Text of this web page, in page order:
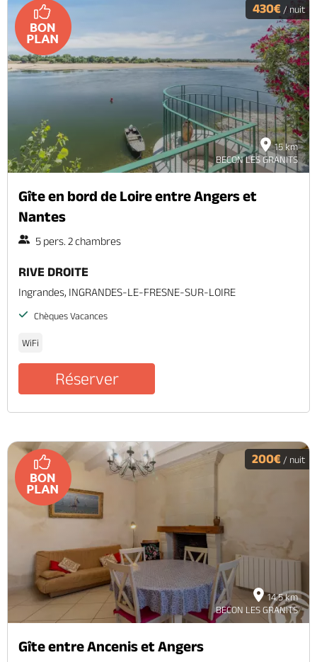
15 km
BECON LES GRANITS
430€ / nuit
Gîte en bord de Loire entre Angers et
Nantes
5 pers. 2 chambres
RIVE DROITE
Ingrandes, INGRANDES-LE-FRESNE-SUR-LOIRE
Chèques Vacances
WiFi
Réserver
14.5 km
BECON LES GRANITS
200€ / nuit
Gîte entre Ancenis et Angers